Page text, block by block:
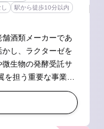
駅から徒歩10分以内
酒類メーカーであ
し、ラクターゼを
生物の発酵受託サ
を担う重要な事業で
品の製造や発酵受託